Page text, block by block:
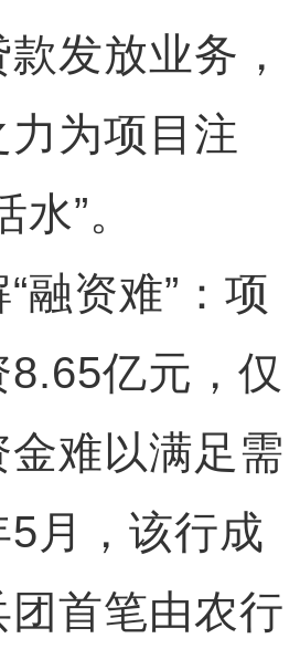
发放业务，
力为项目注
水”。
资难”：项
8.65亿元，仅
难以满足需
月，该行成
首笔由农行